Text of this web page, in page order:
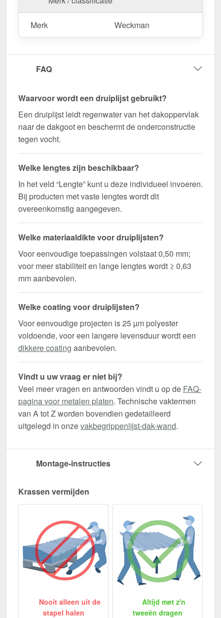
maat gemaakt voor uw project & snel geleverd!
Duurzaam, weerbestendig, op maat gemaakt - bestel
nu en profiteer van een snelle levering!
Merk Weckman
FAQ
Waarvoor wordt een druiplijst gebruikt?
Een druiplijst leidt regenwater van het dakoppervlak
naar de dakgoot en beschermt de onderconstructie
tegen vocht.
Welke lengtes zijn beschikbaar?
In het veld “Lengte” kunt u deze individueel invoeren.
Bij producten met vaste lengtes wordt dit
overeenkomstig aangegeven.
Welke materiaaldikte voor druiplijsten?
Voor eenvoudige toepassingen volstaat 0,50 mm;
voor meer stabiliteit en lange lengtes wordt ≥ 0,63
mm aanbevolen.
Welke coating voor druiplijsten?
Voor eenvoudige projecten is 25 µm polyester
voldoende, voor een langere levensduur wordt een
dikkere coating aanbevolen.
Vindt u uw vraag er niet bij?
Veel meer vragen en antwoorden vindt u op de FAQ-
pagina voor metalen platen. Technische vaktermen
van A tot Z worden bovendien gedetailleerd
uitgelegd in onzevakbegrippenlijst-dak-wand.
Montage-instructies
Krassen vermijden
Nooit alleen uit de
stapel halen
Altijd met z'n
tweeën dragen